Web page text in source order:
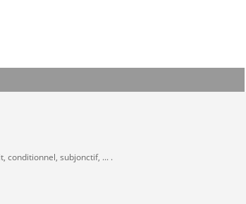
conditionnel, subjonctif, ... .